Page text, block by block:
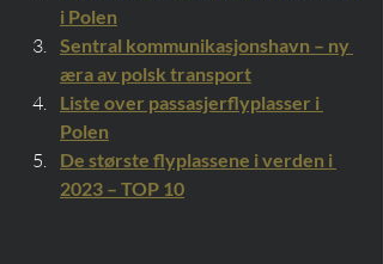
i Polen
Sentral kommunikasjonshavn – ny
æra av polsk transport
Liste over passasjerflyplasser i
Polen
De største flyplassene i verden i
2023 – TOP 10